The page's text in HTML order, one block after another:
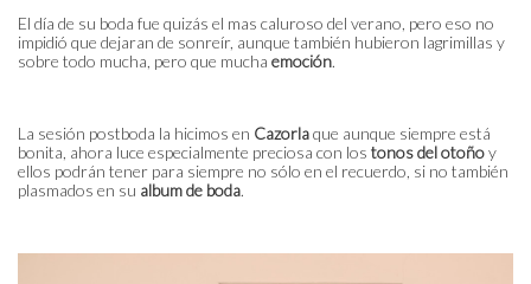
El día de su boda fue quizás el mas caluroso del verano, pero eso no
impidió que dejaran de sonreír, aunque también hubieron lagrimillas y
sobre todo mucha, pero que mucha emoción.
La sesión postboda la hicimos en Cazorlaque aunque siempre está
bonita, ahora luce especialmente preciosa con los tonos del otoñoy
ellos podrán tener para siempre no sólo en el recuerdo, si no también
plasmados en su album de boda.